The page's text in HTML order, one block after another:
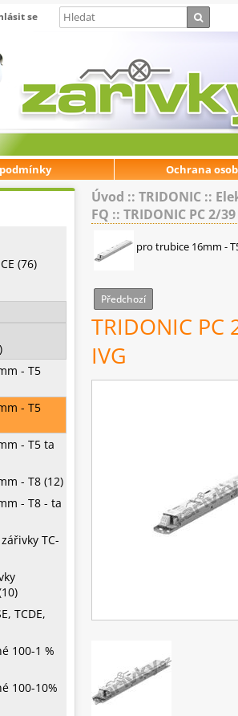
se
Ochrana
Úvod :: TRIDONIC ::
FQ :: TRIDONIC PC 2/
pro trubice 16mm -
Předchozí
TRIDONIC
IVG
(76)
- T5
- T5
- T5 ta
- T8 (12)
- T8 - ta
TC-
TCDE,
100-1 %
100-10%